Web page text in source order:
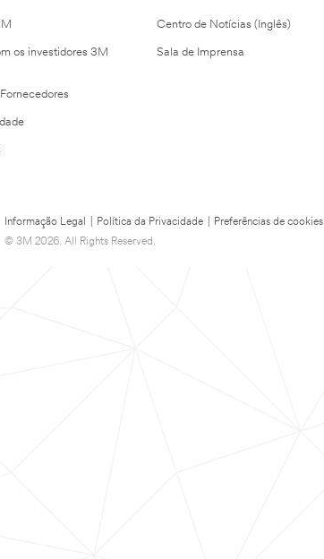
os investidores 3M
Centro de Notícias (Inglês)
Sala de Imprensa
Informação Legal Política da Privacidade
Preferências de cookies
© 3M 2026. All Rights Reserved.